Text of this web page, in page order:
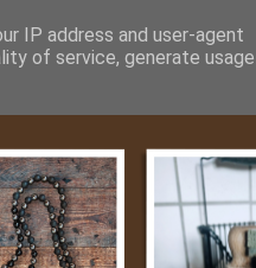
IP address and user-agent
of service, generate usage